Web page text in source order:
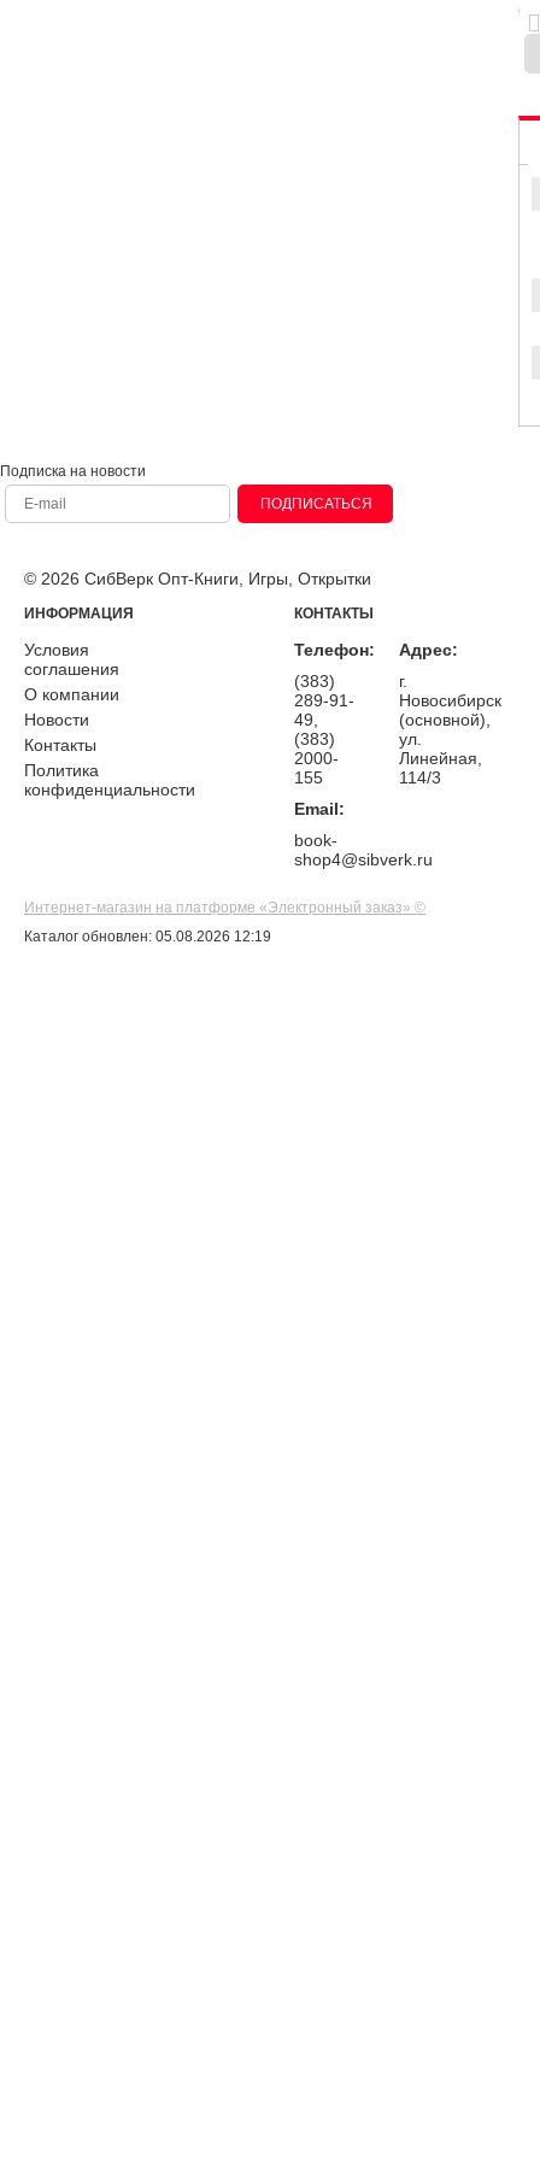
0
Подписка на новости
ПОДПИСАТЬСЯ
© 2026 СибВерк Опт-Книги, Игры, Открытки
ИНФОРМАЦИЯ
Условия
соглашения
О компании
Новости
Контакты
Политика
конфиденциальности
КОНТАКТЫ
Телефон:
(383)
289-91-
49,
(383)
2000-
155
Email:
book-
shop4@sibverk.ru
Адрес:
г.
Новосибирск
(основной),
ул.
Линейная,
114/3
Интернет-магазин на платформе «Электронный заказ» ©
Каталог обновлен: 05.08.2026 12:19